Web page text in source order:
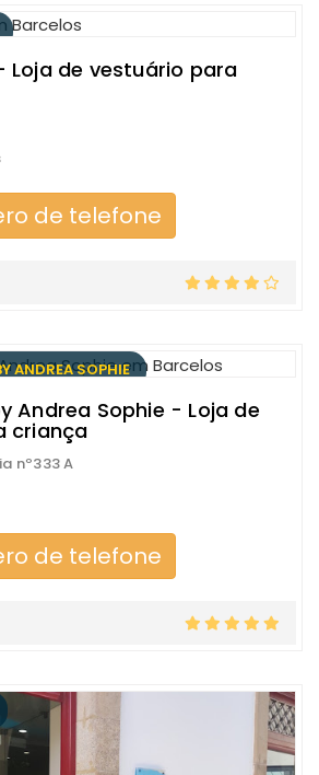
Loja de vestuário para
de telefone
ANDREA SOPHIE
Andrea Sophie - Loja de
criança
nº333 A
de telefone